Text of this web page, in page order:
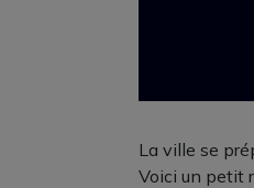
La ville se
Voici un petit